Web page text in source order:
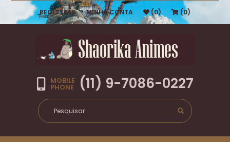
REGISTRAR MINHA CONTA (0) (0)
MOBILE
PHONE (11) 9-7086-0227